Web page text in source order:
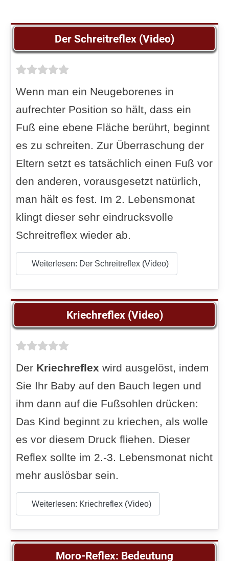
Der Schreitreflex (Video)
Wenn man ein Neugeborenes in
aufrechter Position so hält, dass ein
Fuß eine ebene Fläche berührt, beginnt
es zu schreiten. Zur Überraschung der
Eltern setzt es tatsächlich einen Fuß vor
den anderen, vorausgesetzt natürlich,
man hält es fest. Im 2. Lebensmonat
klingt dieser sehr eindrucksvolle
Schreitreflex wieder ab.
Weiterlesen: Der Schreitreflex (Video)
Kriechreflex (Video)
Der Kriechreflex wird ausgelöst, indem
Sie Ihr Baby auf den Bauch legen und
ihm dann auf die Fußsohlen drücken:
Das Kind beginnt zu kriechen, als wolle
es vor diesem Druck fliehen. Dieser
Reflex sollte im 2.-3. Lebensmonat nicht
mehr auslösbar sein.
Weiterlesen: Kriechreflex (Video)
Moro-Reflex: Bedeutung